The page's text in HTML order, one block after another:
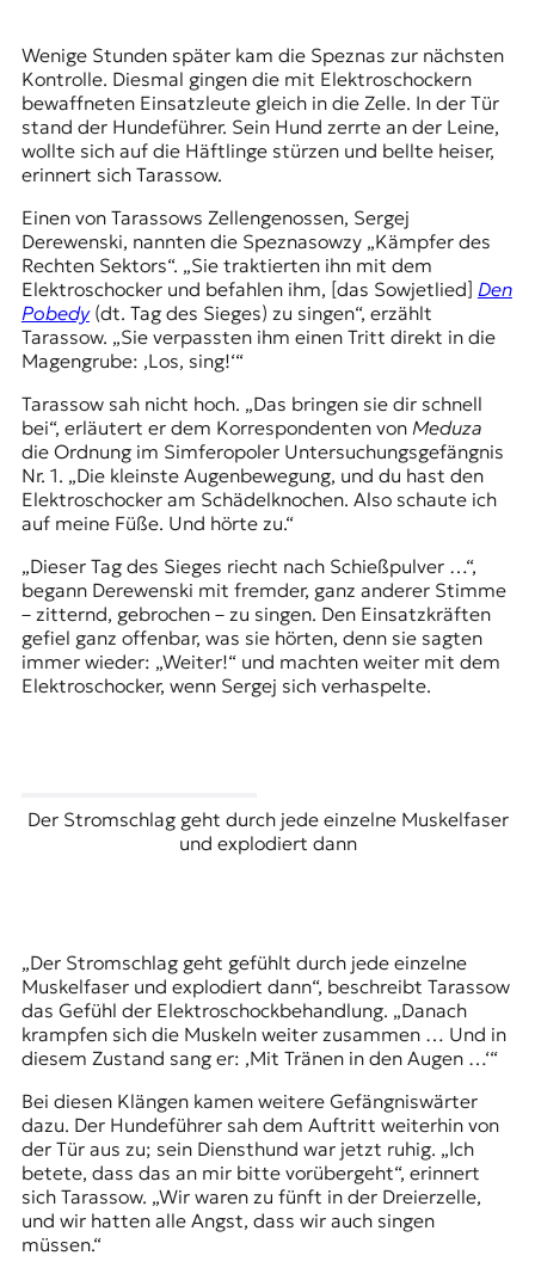
t
e
u
r
o
p
a
Wenige Stunden später kam die Speznas zur nächsten
Kontrolle. Diesmal gingen die mit Elektroschockern
bewaffneten Einsatzleute gleich in die Zelle. In der Tür
stand der Hundeführer. Sein Hund zerrte an der Leine,
wollte sich auf die Häftlinge stürzen und bellte heiser,
erinnert sich Tarassow.
Einen von Tarassows Zellengenossen, Sergej
Derewenski, nannten die Speznasowzy „Kämpfer des
Rechten Sektors“. „Sie traktierten ihn mit dem
Elektroschocker und befahlen ihm, [das Sowjetlied] Den
Pobedy(dt. Tag des Sieges) zu singen“, erzählt
Tarassow. „Sie verpassten ihm einen Tritt direkt in die
Magengrube: ‚Los, sing!‘“
Tarassow sah nicht hoch. „Das bringen sie dir schnell
bei“, erläutert er dem Korrespondenten von Meduza
die Ordnung im Simferopoler Untersuchungsgefängnis
Nr. 1. „Die kleinste Augenbewegung, und du hast den
Elektroschocker am Schädelknochen. Also schaute ich
auf meine Füße. Und hörte zu.“
„Dieser Tag des Sieges riecht nach Schießpulver …“,
begann Derewenski mit fremder, ganz anderer Stimme
– zitternd, gebrochen – zu singen. Den Einsatzkräften
gefiel ganz offenbar, was sie hörten, denn sie sagten
immer wieder: „Weiter!“ und machten weiter mit dem
Elektroschocker, wenn Sergej sich verhaspelte.
Der Stromschlag geht durch jede einzelne Muskelfaser
und explodiert dann
„Der Stromschlag geht gefühlt durch jede einzelne
Muskelfaser und explodiert dann“, beschreibt Tarassow
das Gefühl der Elektroschockbehandlung. „Danach
krampfen sich die Muskeln weiter zusammen … Und in
diesem Zustand sang er: ‚Mit Tränen in den Augen …‘“
Bei diesen Klängen kamen weitere Gefängniswärter
dazu. Der Hundeführer sah dem Auftritt weiterhin von
der Tür aus zu; sein Diensthund war jetzt ruhig. „Ich
betete, dass das an mir bitte vorübergeht“, erinnert
sich Tarassow. „Wir waren zu fünft in der Dreierzelle,
und wir hatten alle Angst, dass wir auch singen
müssen.“